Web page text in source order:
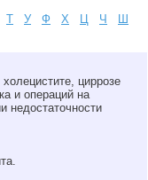
Т У Ф Х Ц Ч
Ш
циррозе
и операций на
недостаточности